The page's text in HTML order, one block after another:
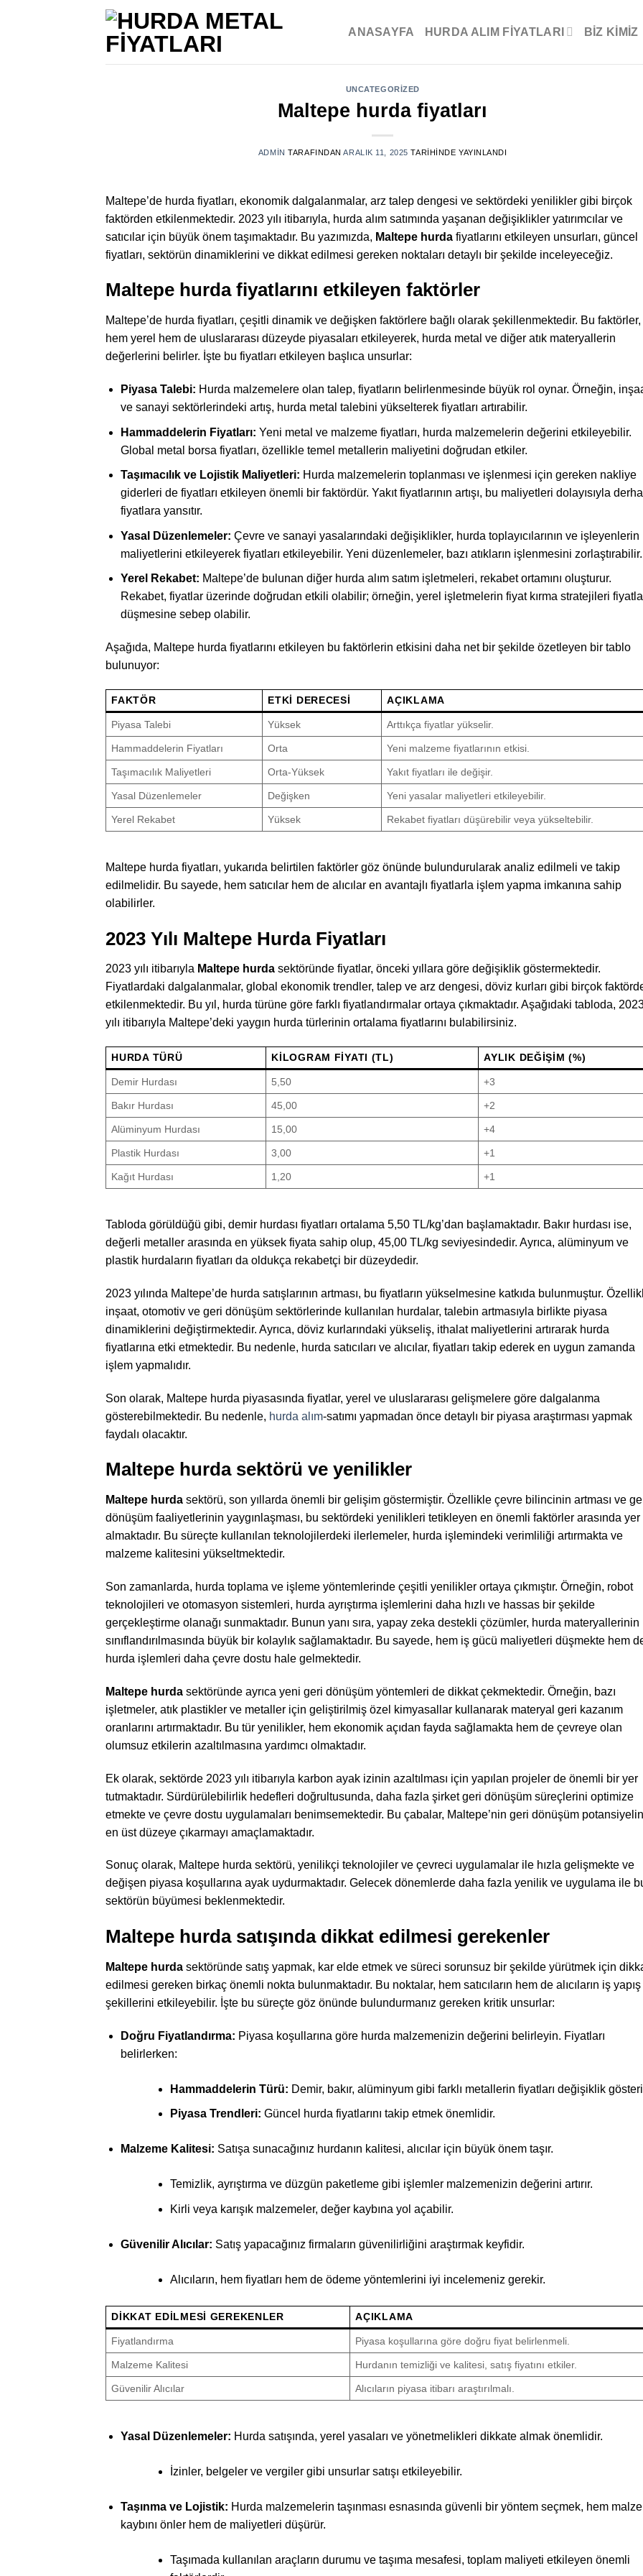
ANASAYFA HURDA ALIM FİYATLARI BIZ KIMIZ
UNCATEGORIZED
Maltepe hurda fiyatları
ADMIN TARAFINDAN ARALIK 11, 2025 TARIHINDE YAYINLANDI
Maltepe’de hurda fiyatları, ekonomik dalgalanmalar, arz talep dengesi ve sektördeki yenilikler gibi birçok
faktörden etkilenmektedir. 2023 yılı itibarıyla, hurda alım satımında yaşanan değişiklikler yatırımcılar ve
satıcılar için büyük önem taşımaktadır. Bu yazımızda, Maltepe hurda fiyatlarını etkileyen unsurları, güncel
fiyatları, sektörün dinamiklerini ve dikkat edilmesi gereken noktaları detaylı bir şekilde inceleyeceğiz.
Maltepe hurda fiyatlarını etkileyen faktörler
Maltepe’de hurda fiyatları, çeşitli dinamik ve değişken faktörlere bağlı olarak şekillenmektedir. Bu faktörler,
hem yerel hem de uluslararası düzeyde piyasaları etkileyerek, hurda metal ve diğer atık materyallerin
değerlerini belirler. İşte bu fiyatları etkileyen başlıca unsurlar:
Piyasa Talebi: Hurda malzemelere olan talep, fiyatların belirlenmesinde büyük rol oynar. Örneğin,
ve sanayi sektörlerindeki artış, hurda metal talebini yükselterek fiyatları artırabilir.
Hammaddelerin Fiyatları: Yeni metal ve malzeme fiyatları, hurda malzemelerin değerini etkileyebilir.
Global metal borsa fiyatları, özellikle temel metallerin maliyetini doğrudan etkiler.
Taşımacılık ve Lojistik Maliyetleri: Hurda malzemelerin toplanması ve işlenmesi için gereken nakliye
giderleri de fiyatları etkileyen önemli bir faktördür. Yakıt fiyatlarının artışı, bu maliyetleri dolayısıyla
fiyatlara yansıtır.
Yasal Düzenlemeler: Çevre ve sanayi yasalarındaki değişiklikler, hurda toplayıcılarının ve işleyenlerin
maliyetlerini etkileyerek fiyatları etkileyebilir. Yeni düzenlemeler, bazı atıkların işlenmesini zorlaştırabilir.
Yerel Rekabet: Maltepe’de bulunan diğer hurda alım satım işletmeleri, rekabet ortamını oluşturur.
Rekabet, fiyatlar üzerinde doğrudan etkili olabilir; örneğin, yerel işletmelerin fiyat kırma stratejileri
düşmesine sebep olabilir.
Aşağıda, Maltepe hurda fiyatlarını etkileyen bu faktörlerin etkisini daha net bir şekilde özetleyen bir tablo
bulunuyor:
FAKTÖR ETKI DERECESI AÇIKLAMA
Piyasa Talebi Yüksek Arttıkça fiyatlar yükselir.
Hammaddelerin Fiyatları Orta Yeni malzeme fiyatlarının etkisi.
Taşımacılık Maliyetleri Orta-Yüksek Yakıt fiyatları ile değişir.
Yasal Düzenlemeler Değişken Yeni yasalar maliyetleri etkileyebilir.
Yerel Rekabet Yüksek Rekabet fiyatları düşürebilir veya yükseltebilir.
Maltepe hurda fiyatları, yukarıda belirtilen faktörler göz önünde bulundurularak analiz edilmeli ve takip
edilmelidir. Bu sayede, hem satıcılar hem de alıcılar en avantajlı fiyatlarla işlem yapma imkanına sahip
olabilirler.
2023 Yılı Maltepe Hurda Fiyatları
2023 yılı itibarıyla Maltepe hurda sektöründe fiyatlar, önceki yıllara göre değişiklik göstermektedir.
Fiyatlardaki dalgalanmalar, global ekonomik trendler, talep ve arz dengesi, döviz kurları gibi birçok
etkilenmektedir. Bu yıl, hurda türüne göre farklı fiyatlandırmalar ortaya çıkmaktadır. Aşağıdaki tabloda,
yılı itibarıyla Maltepe’deki yaygın hurda türlerinin ortalama fiyatlarını bulabilirsiniz.
HURDA TÜRÜ KILOGRAM FIYATI (TL) AYLIK DEĞIŞIM (%)
Demir Hurdası 5,50 +3
Bakır Hurdası 45,00 +2
Alüminyum Hurdası 15,00 +4
Plastik Hurdası 3,00 +1
Kağıt Hurdası 1,20 +1
Tabloda görüldüğü gibi, demir hurdası fiyatları ortalama 5,50 TL/kg’dan başlamaktadır. Bakır hurdası ise,
değerli metaller arasında en yüksek fiyata sahip olup, 45,00 TL/kg seviyesindedir. Ayrıca, alüminyum ve
plastik hurdaların fiyatları da oldukça rekabetçi bir düzeydedir.
2023 yılında Maltepe’de hurda satışlarının artması, bu fiyatların yükselmesine katkıda bulunmuştur.
inşaat, otomotiv ve geri dönüşüm sektörlerinde kullanılan hurdalar, talebin artmasıyla birlikte piyasa
dinamiklerini değiştirmektedir. Ayrıca, döviz kurlarındaki yükseliş, ithalat maliyetlerini artırarak hurda
fiyatlarına etki etmektedir. Bu nedenle, hurda satıcıları ve alıcılar, fiyatları takip ederek en uygun zamanda
işlem yapmalıdır.
Son olarak, Maltepe hurda piyasasında fiyatlar, yerel ve uluslararası gelişmelere göre dalgalanma
gösterebilmektedir. Bu nedenle, hurda alım-satımı yapmadan önce detaylı bir piyasa araştırması yapmak
faydalı olacaktır.
Maltepe hurda sektörü ve yenilikler
Maltepe hurda sektörü, son yıllarda önemli bir gelişim göstermiştir. Özellikle çevre bilincinin artması ve
dönüşüm faaliyetlerinin yaygınlaşması, bu sektördeki yenilikleri tetikleyen en önemli faktörler arasında yer
almaktadır. Bu süreçte kullanılan teknolojilerdeki ilerlemeler, hurda işlemindeki verimliliği artırmakta ve
malzeme kalitesini yükseltmektedir.
Son zamanlarda, hurda toplama ve işleme yöntemlerinde çeşitli yenilikler ortaya çıkmıştır. Örneğin, robot
teknolojileri ve otomasyon sistemleri, hurda ayrıştırma işlemlerini daha hızlı ve hassas bir şekilde
gerçekleştirme olanağı sunmaktadır. Bunun yanı sıra, yapay zeka destekli çözümler, hurda materyallerinin
sınıflandırılmasında büyük bir kolaylık sağlamaktadır. Bu sayede, hem iş gücü maliyetleri düşmekte hem
hurda işlemleri daha çevre dostu hale gelmektedir.
Maltepe hurda sektöründe ayrıca yeni geri dönüşüm yöntemleri de dikkat çekmektedir. Örneğin, bazı
işletmeler, atık plastikler ve metaller için geliştirilmiş özel kimyasallar kullanarak materyal geri kazanım
oranlarını artırmaktadır. Bu tür yenilikler, hem ekonomik açıdan fayda sağlamakta hem de çevreye olan
olumsuz etkilerin azaltılmasına yardımcı olmaktadır.
Ek olarak, sektörde 2023 yılı itibarıyla karbon ayak izinin azaltılması için yapılan projeler de önemli bir yer
tutmaktadır. Sürdürülebilirlik hedefleri doğrultusunda, daha fazla şirket geri dönüşüm süreçlerini optimize
etmekte ve çevre dostu uygulamaları benimsemektedir. Bu çabalar, Maltepe’nin geri dönüşüm
en üst düzeye çıkarmayı amaçlamaktadır.
Sonuç olarak, Maltepe hurda sektörü, yenilikçi teknolojiler ve çevreci uygulamalar ile hızla gelişmekte ve
değişen piyasa koşullarına ayak uydurmaktadır. Gelecek dönemlerde daha fazla yenilik ve uygulama ile
sektörün büyümesi beklenmektedir.
Maltepe hurda satışında dikkat edilmesi gerekenler
Maltepe hurda sektöründe satış yapmak, kar elde etmek ve süreci sorunsuz bir şekilde yürütmek için
edilmesi gereken birkaç önemli nokta bulunmaktadır. Bu noktalar, hem satıcıların hem de alıcıların iş yapış
şekillerini etkileyebilir. İşte bu süreçte göz önünde bulundurmanız gereken kritik unsurlar:
Doğru Fiyatlandırma: Piyasa koşullarına göre hurda malzemenizin değerini belirleyin. Fiyatları
belirlerken:
Hammaddelerin Türü: Demir, bakır, alüminyum gibi farklı metallerin fiyatları değişiklik
Piyasa Trendleri: Güncel hurda fiyatlarını takip etmek önemlidir.
Malzeme Kalitesi: Satışa sunacağınız hurdanın kalitesi, alıcılar için büyük önem taşır.
Temizlik, ayrıştırma ve düzgün paketleme gibi işlemler malzemenizin değerini artırır.
Kirli veya karışık malzemeler, değer kaybına yol açabilir.
Güvenilir Alıcılar: Satış yapacağınız firmaların güvenilirliğini araştırmak keyfidir.
Alıcıların, hem fiyatları hem de ödeme yöntemlerini iyi incelemeniz gerekir.
DIKKAT EDILMESI GEREKENLER AÇIKLAMA
Fiyatlandırma Piyasa koşullarına göre doğru fiyat belirlenmeli.
Malzeme Kalitesi Hurdanın temizliği ve kalitesi, satış fiyatını etkiler.
Güvenilir Alıcılar Alıcıların piyasa itibarı araştırılmalı.
Yasal Düzenlemeler: Hurda satışında, yerel yasaları ve yönetmelikleri dikkate almak önemlidir.
İzinler, belgeler ve vergiler gibi unsurlar satışı etkileyebilir.
Taşınma ve Lojistik: Hurda malzemelerin taşınması esnasında güvenli bir yöntem seçmek, hem
kaybını önler hem de maliyetleri düşürür.
Taşımada kullanılan araçların durumu ve taşıma mesafesi, toplam maliyeti etkileyen önemli